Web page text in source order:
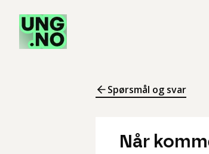
Spørsmål og svar
Når